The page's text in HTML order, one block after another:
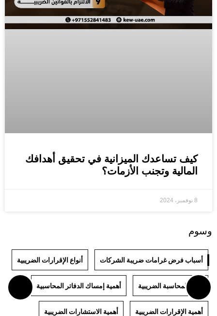
كيف تساعدك الميزانية في تحقيق أهدافك
المالية وتجنب الأزمات؟
8 نوفمبر، 2024
وسوم
أسباب فرض غرامات ضريبة الشركات أنواع الإقرارات الضريبية
أنواع المحاسبة الضريبية أهمية إمساك الدفاتر المحاسبية
أهمية الإقرارات الضريبية أهمية الاستشارات الضريبية